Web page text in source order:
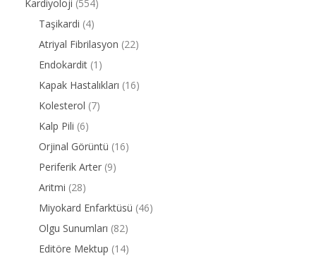
Kardiyoloji (554)
Taşikardi (4)
Atriyal Fibrilasyon (22)
Endokardit (1)
Kapak Hastalıkları (16)
Kolesterol (7)
Kalp Pili (6)
Orjinal Görüntü (16)
Periferik Arter (9)
Aritmi (28)
Miyokard Enfarktüsü (46)
Olgu Sunumları (82)
Editöre Mektup (14)